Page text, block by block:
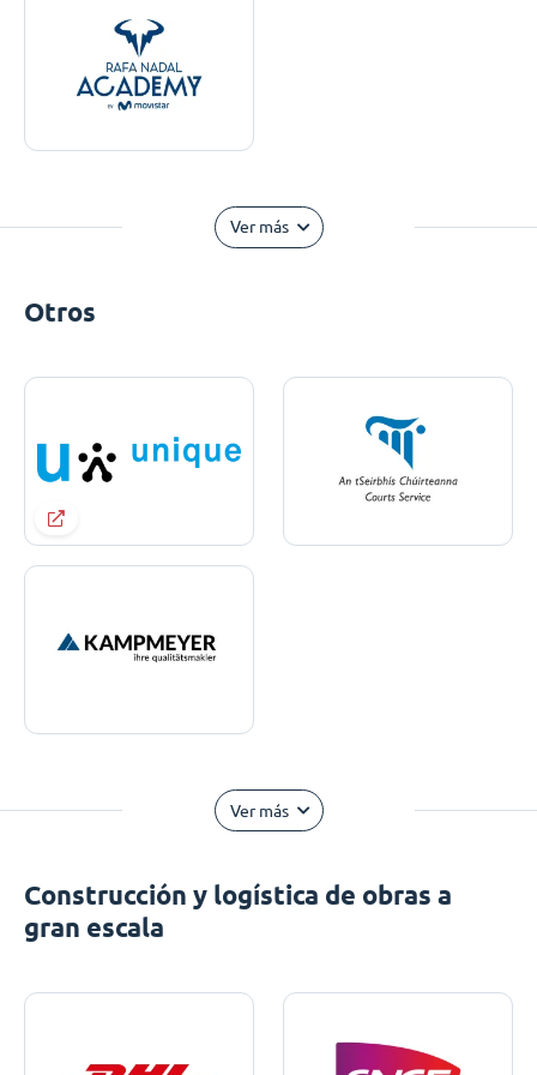
Ver más
Otros
Ver más
Construcción y logística de obras a
gran escala